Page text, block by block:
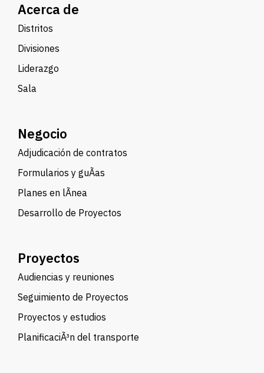
Acerca de
Distritos
Divisiones
Liderazgo
Sala
Negocio
Adjudicación de contratos
Formularios y guÃ­as
Planes en lÃ­nea
Desarrollo de Proyectos
Proyectos
Audiencias y reuniones
Seguimiento de Proyectos
Proyectos y estudios
PlanificaciÃ³n del transporte